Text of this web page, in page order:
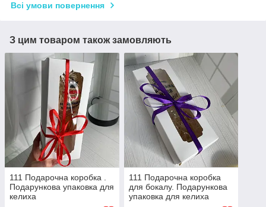
Всі умови повернення
З цим товаром також замовляють
111 Подарочна коробка .
Подарункова упаковка для
келиха
111 Подарочна коробка
для бокалу. Подарункова
упаковка для келиха